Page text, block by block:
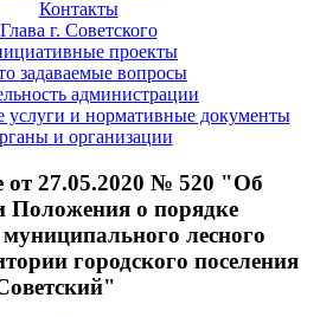
Контакты
Глава г. Советского
проекты
задаваемые вопросы
администрации
и нормативные документы
и организации
от 27.05.2020 № 520 "Об
Положения о порядке
лесного
городского поселения